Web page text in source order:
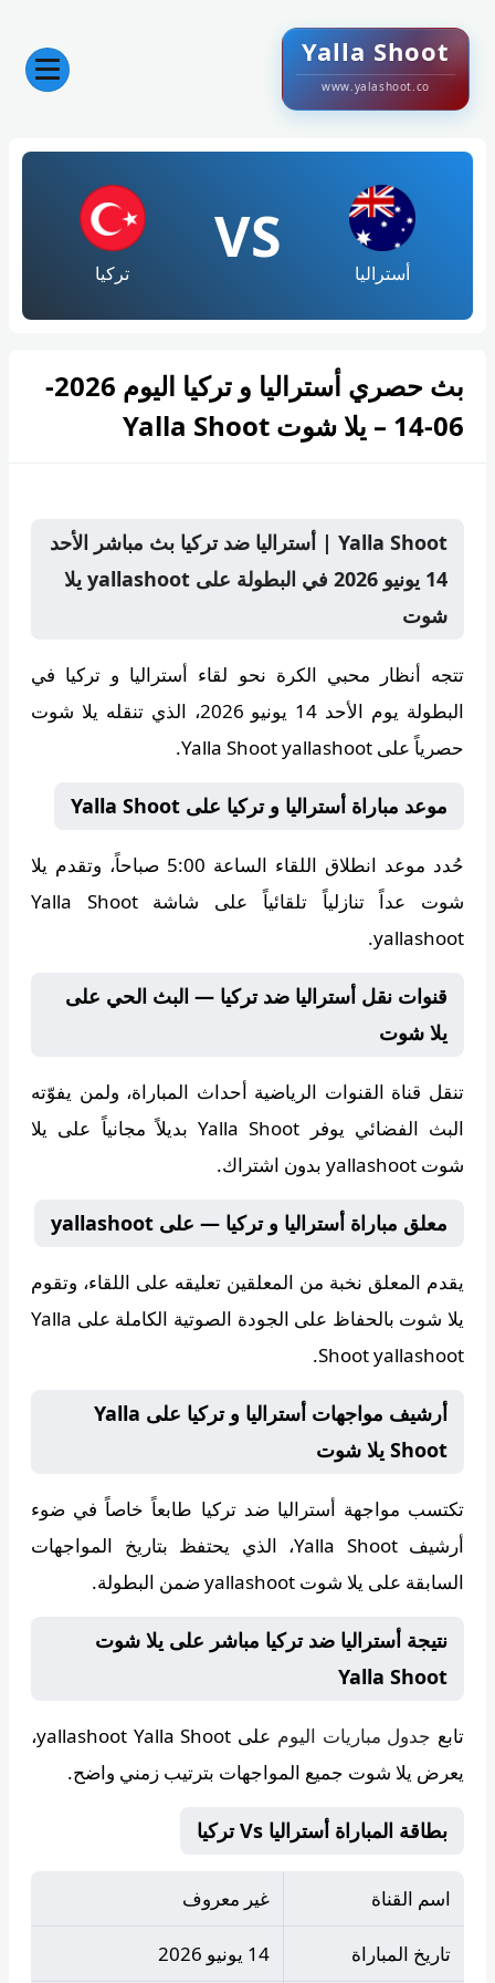
Yalla Shoot
www.yalashoot.co
أستراليا
VS
تركيا
بث حصري أستراليا و تركيا اليوم 2026-
06-14 – يلا شوت Yalla Shoot
Yalla Shoot | أستراليا ضد تركيا بث مباشر الأحد
14 يونيو 2026 في البطولة على yallashoot يلا
شوت
تتجه أنظار محبي الكرة نحو لقاء أستراليا و تركيا في
البطولة يوم الأحد 14 يونيو 2026، الذي تنقله
يلا شوت
حصرياً على Yalla Shoot yallashoot.
موعد مباراة أستراليا و تركيا على Yalla Shoot
حُدد موعد انطلاق اللقاء الساعة 5:00 صباحاً ، وتقدم يلا
شوت
عداً تنازلياً تلقائياً على شاشة Yalla Shoot
yallashoot.
قنوات نقل أستراليا ضد تركيا — البث الحي على
يلا شوت
تنقل قناة القنوات الرياضية أحداث المباراة، ولمن يفوّته
البث الفضائي يوفر Yalla Shoot بديلاً مجانياً على يلا
شوت yallashoot بدون اشتراك.
معلق مباراة أستراليا و تركيا — على yallashoot
يقدم المعلق نخبة من المعلقين تعليقه على اللقاء، وتقوم
يلا شوت
بالحفاظ على الجودة الصوتية الكاملة على Yalla
Shoot yallashoot.
أرشيف مواجهات أستراليا و تركيا على Yalla
Shoot يلا شوت
تكتسب مواجهة أستراليا ضد تركيا طابعاً خاصاً في ضوء
أرشيفYalla Shoot، الذي يحتفظ بتاريخ المواجهات
السابقة على يلا شوت yallashoot ضمن البطولة.
نتيجة أستراليا ضد تركيا مباشر على يلا شوت
Yalla Shoot
تابع جدول مباريات اليوم على yallashoot Yalla Shoot،
يعرض يلا شوت جميع المواجهات بترتيب زمني واضح.
بطاقة المباراة أستراليا Vs تركيا
اسم القناة غير معروف
تاريخ المباراة 14 يونيو 2026